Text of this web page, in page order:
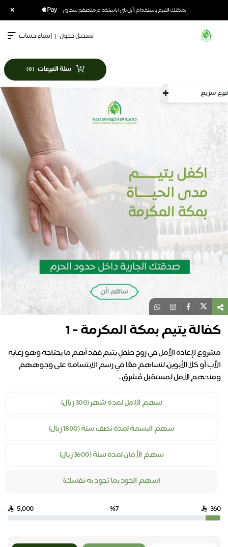
يمكنك التبرع باستخدام (أبل باي) باستخدام متصفح سفاري ×
تبرع سريع
تسجيل دخول | إنشاء حساب
سلة التبرعات (
0
)
كفالة يتيم بمكة المكرمة - 1
مشروع لإعادة الأمل في روح طفلٍ يتيم فقد أهم ما يحتاجه وهو رعاية
الأب أو كلا الأبوين، لنساهم معًا في رسم الابتسامة على وجوههم
ومنحهم الأمل لمستقبل مُشرق .
سهم الامل لمدة شهر (300 ريال)
سهم البسمة لمدة نصف سنة (1800 ريال)
سهم الأمان لمدة سنة (3600 ريال)
(سهم الجود بما تجود به نفسك)
360
%7
5,000